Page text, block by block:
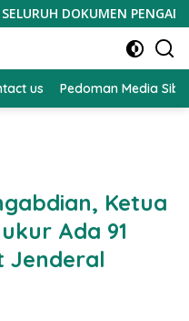
PENGADAAN TANAH PSN
us Pedoman Media
Ketua
Ada 91
Jenderal